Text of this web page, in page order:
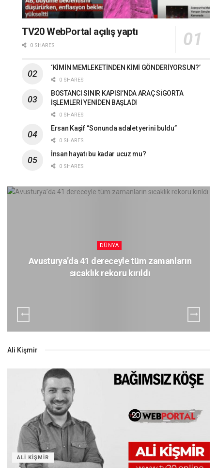
TV20 WebPortal açılış yaptı
0 SHARES
‘KİMİN MEMLEKETİNDEN KİMİ GÖNDERİYORSUN?’
0 SHARES
BOSTANCI SINIR KAPISI’NDA ARAÇ SİGORTA
İŞLEMLERİ YENİDEN BAŞLADI
0 SHARES
Ersan Kaşif “Sonunda adalet yerini buldu”
0 SHARES
İnsan hayatı bu kadar ucuz mu?
0 SHARES
DÜNYA
Avusturya’da 41 dereceyle tüm zamanların
sıcaklık rekoru kırıldı
Ali Kişmir
ALI KIŞMIR